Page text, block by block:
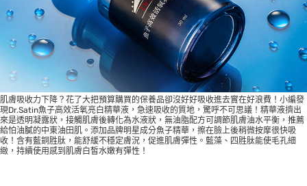
肌膚吸收力下降？花了大把預算購買的保養品卻沒好好吸收進去實在好浪費！小編發
現Dr.Satin魚子高效活氧亮白精華液，急速吸收的質地，驚呼不可思議！精華液擠出
來是透明凝露狀，接觸肌膚後轉化為水液狀，無油脂配方可調節肌膚油水平衡，推薦
給怕油膩的中東油田肌。添加品牌明星成分魚子精華，擦在臉上後稍微按摩很快吸
收！含有藍銅胜肽，能舒緩不穩定膚況，促進肌膚彈性。藍藻、四胜肽能使毛孔細
緻，持續使用感到肌膚白皙水嫩有彈性！